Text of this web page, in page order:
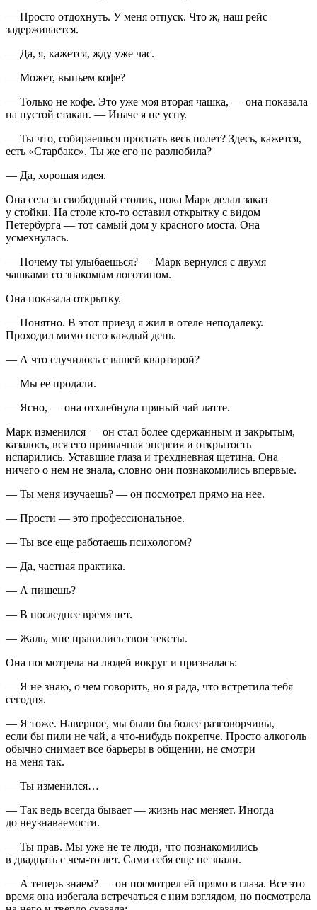
— Просто отдохнуть. У меня отпуск. Что ж, наш рейс
задерживается.
— Да, я, кажется, жду уже час.
— Может, выпьем кофе?
— Только не кофе. Это уже моя вторая чашка, — она показала
на пустой стакан. — Иначе я не усну.
— Ты что, собираешься проспать весь полет? Здесь, кажется,
есть «Старбакс». Ты же его не разлюбила?
— Да, хорошая идея.
Она села за свободный столик, пока Марк делал заказ
у стойки. На столе кто-то оставил открытку с видом
Петербурга — тот самый дом у красного моста. Она
усмехнулась.
— Почему ты улыбаешься? — Марк вернулся с двумя
чашками со знакомым логотипом.
Она показала открытку.
— Понятно. В этот приезд я жил в отеле неподалеку.
Проходил мимо него каждый день.
— А что случилось с вашей квартирой?
— Мы ее продали.
— Ясно, — она отхлебнула пряный чай латте.
Марк изменился — он стал более сдержанным и закрытым,
казалось, вся его привычная энергия и открытость
испарились. Уставшие глаза и трехдневная щетина. Она
ничего о нем не знала, словно они познакомились впервые.
— Ты меня изучаешь? — он посмотрел прямо на нее.
— Прости — это профессиональное.
— Ты все еще работаешь психологом?
— Да, частная практика.
— А пишешь?
— В последнее время нет.
— Жаль, мне нравились твои тексты.
Она посмотрела на людей вокруг и призналась:
— Я не знаю, о чем говорить, но я рада, что встретила тебя
сегодня.
— Я тоже. Наверное, мы были бы более разговорчивы,
если бы пили не чай, а что-нибудь покрепче. Просто алкоголь
обычно снимает все барьеры в общении, не смотри
на меня так.
— Ты изменился…
— Так ведь всегда бывает — жизнь нас меняет. Иногда
до неузнаваемости.
— Ты прав. Мы уже не те люди, что познакомились
в двадцать с чем-то лет. Сами себя еще не знали.
— А теперь знаем? — он посмотрел ей прямо в глаза. Все это
время она избегала встречаться с ним взглядом, но посмотрела